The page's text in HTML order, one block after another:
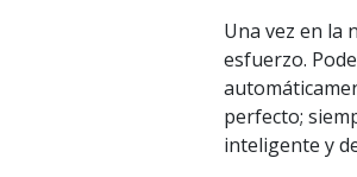
Una vez en la
esfuerzo.
perfecto;
inteligente y